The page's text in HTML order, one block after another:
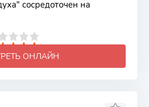
сосредоточен на
ОНЛАЙН